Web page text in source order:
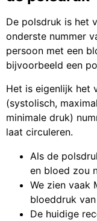
De polsdruk is het
onderste nummer
persoon met een
bijvoorbeeld een
Het is eigenlijk het
(systolisch,
minimale druk)
laat circuleren.
Als de
en bloed zou
We zien vaak
bloeddruk
De huidige